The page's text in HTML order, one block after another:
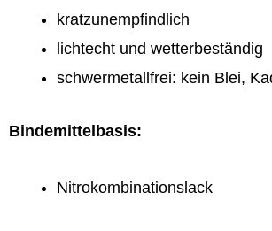
kratzunempfindlich
lichtecht und wetterbeständig
schwermetallfrei: kein Blei,
Bindemittelbasis:
Nitrokombinationslack